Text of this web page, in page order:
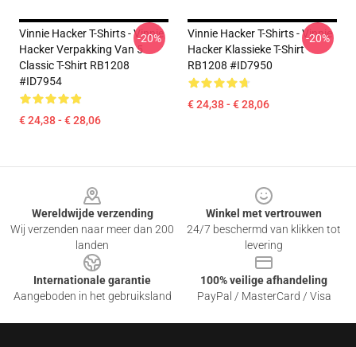
Vinnie Hacker T-Shirts - Vinnie
Hacker Verpakking Van 5
Classic T-Shirt RB1208
#ID7954
€ 24,38 - € 28,06
-20%
Vinnie Hacker T-Shirts - Vinnie
Hacker Klassieke T-Shirt
RB1208 #ID7950
€ 24,38 - € 28,06
-20%
Wereldwijde verzending
Wij verzenden naar meer dan 200
landen
Winkel met vertrouwen
24/7 beschermd van klikken tot
levering
Internationale garantie
Aangeboden in het gebruiksland
100% veilige afhandeling
PayPal / MasterCard / Visa